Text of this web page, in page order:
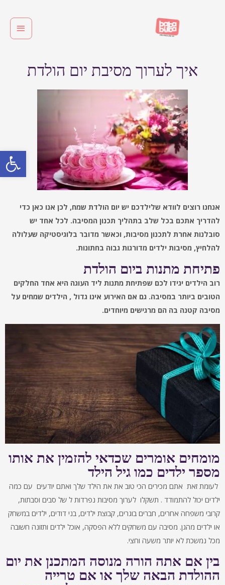
פתח
איך לערוך מסיבת יום הולדת
אנחנו רוצים לוודא שלילדכם יש יום הולדת שמח, לכן אנו כאן כדי
להדריך אתכם בכל שלב בתהליך תכנון המסיבה. לכל אחד יש
סובלנות אחרת לתכנון מסיבות, וכאשר מדובר בלוגיסטיקה שעלולה
להלחיץ, מסיבות ילדים מדורגות גבוה בחתונות.
פתיחת מתנות ביום הולדת
רוב הילדים יגידו לכם שפתיחת מתנות ליד העוגה היא אחד החלקים
הטובים ביותר במסיבה. גם אם האירוע אינו גדול , הילדים שמחים על
מסיבה קטנה בה הם מרגישים מיוחדים.
מומחים אומרים שכדאי להזמין את אותו
מספר ילדים כמו גיל הילד
לעומת זאת אתם מכירים הכי טוב את את הילד שלך ואתם יודעים עם כמה
ילדים יכול להתמודד . תשקלו לערוך מסיבות נפרדות ל של סבים וסבתות,
קרובי משפחה אחרים, חברים בוגרים, קבוצת ילדים, בני דודים, ילדים במשחק
או ילדים מהגן. מסיבה עם משחקים ללא הפסקה, אוכל ילדים ותזונה חשובה
מכל נמשכת לא יותר משעה וחצי.
בין אם אתה הורה מנוסה המתכנן את יום
ההולדת הבאה שלך או אם טרייה